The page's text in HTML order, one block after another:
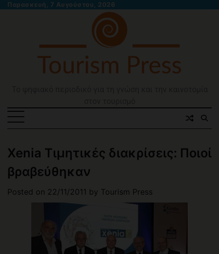
SkipΠαρασκευή, 7 Αυγούστου, 2026
Xenia Τιμητικές διακρίσεις: Ποιοί
βραβεύθηκαν
Posted on 22/11/2011 by Tourism Press